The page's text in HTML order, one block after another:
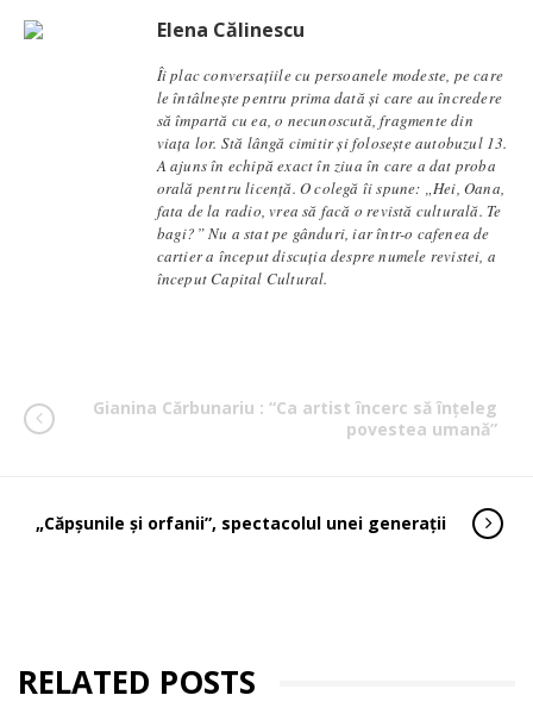
Elena Călinescu
Îi plac conversaţiile cu persoanele modeste, pe care
le întâlneşte pentru prima dată şi care au încredere
să împartă cu ea, o necunoscută, fragmente din
viaţa lor. Stă lângă cimitir și foloseşte autobuzul 13.
A ajuns în echipă exact în ziua în care a dat proba
orală pentru licență. O colegă îi spune: „Hei, Oana,
fata de la radio, vrea să facă o revistă culturală. Te
bagi?” Nu a stat pe gânduri, iar într-o cafenea de
cartier a început discuția despre numele revistei, a
început Capital Cultural.
Gianina Cărbunariu : “Ca artist încerc să înțeleg
povestea umană”
„Căpşunile şi orfanii”, spectacolul unei generații
RELATED POSTS